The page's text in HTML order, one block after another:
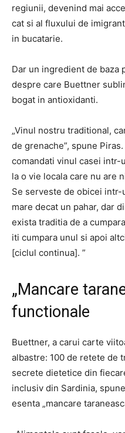
regiunii, devenind mai
cat si al fluxului de
in bucatarie.
Dar un ingredient de baza
despre care Buettner
bogat in antioxidanti.
„Vinul nostru traditional,
de grenache”, spune
comandati vinul casei intr-
la o vie locala care nu are
Se serveste de obicei intr-
mare decat un pahar, dar
exista traditia de a
iti cumpara unul si apoi
[ciclul continua]. ”
„Mancare
functionale
Buettner, a carui carte
albastre: 100 de retete de
secrete dietetice din
inclusiv din Sardinia,
esenta „mancare